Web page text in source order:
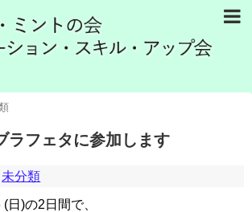
ラフェタに参加します
未分類
日)の2日間で、